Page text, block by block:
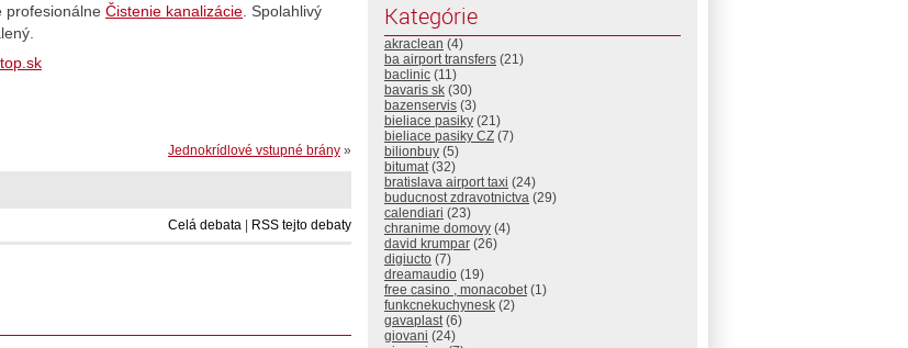
profesionálne Čistenie kanalizácie. Spolahlivý
Jednokrídlové vstupné brány »
Celá debata | RSS tejto debaty
Kategórie
akraclean (4)
ba airport transfers (21)
baclinic (11)
bavaris sk (30)
bazenservis (3)
bieliace pasiky (21)
bieliace pasiky CZ (7)
bilionbuy (5)
bitumat(32)
bratislava airport taxi (24)
buducnost zdravotnictva (29)
calendiari (23)
chranime domovy (4)
david krumpar (26)
digiucto (7)
dreamaudio (19)
free casino , monacobet(1)
funkcnekuchynesk (2)
gavaplast(6)
giovani (24)